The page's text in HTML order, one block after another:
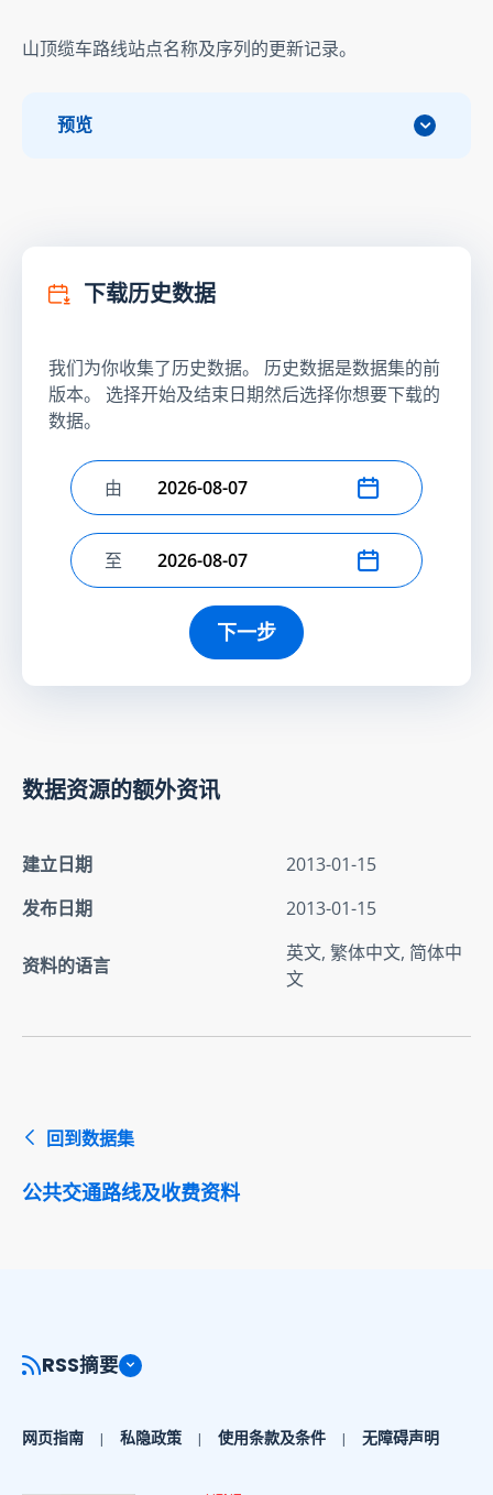
山顶缆车路线站点名称及序列的更新记录。
预览
下载历史数据
我们为你收集了历史数据。 历史数据是数据集的前
版本。 选择开始及结束日期然后选择你想要下载的
数据。
选择开始日期
由
选择结束日期
至
下一步
数据资源的额外资讯
建立日期
2013-01-15
发布日期
2013-01-15
资料的语言
英文, 繁体中文, 简体中
文
回到数据集
公共交通路线及收费资料
RSS摘要
网页指南 私隐政策 使用条款及条件 无障碍声明